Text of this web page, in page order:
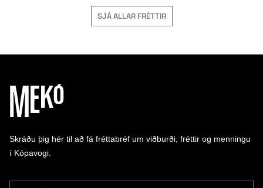
SJÁ ALLAR FRÉTTIR
Skráðu þig hér til að fá fréttabréf um viðburði, fréttir og menningu
í Kópavogi.